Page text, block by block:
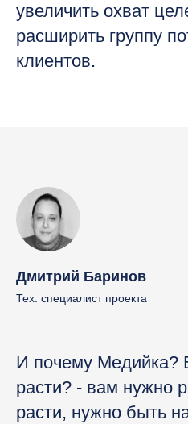
увеличить охват
расширить группу
клиентов.
Дмитрий Баринов
Тех. специалист проекта
И почему Медийка?
расти? - вам нужно
расти, нужно быть